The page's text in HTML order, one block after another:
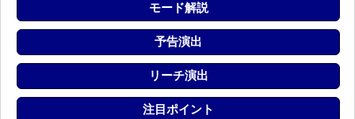
モード解説
予告演出
リーチ演出
注目ポイント